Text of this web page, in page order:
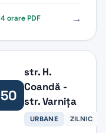
4 orare PDF →
50
str. H.
Coandă -
str. Varnița
URBANE ZILNIC